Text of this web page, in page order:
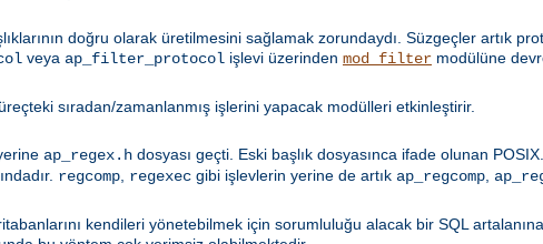
doğru olarak üretilmesini sağlamak zorundaydı. Süzgeçler artık
veya ap_filter_protocol işlevi üzerinden mod_filter modülüne
sıradan/zamanlanmış işlerini yapacak modülleri etkinleştirir.
ap_regex.h dosyası geçti. Eski başlık dosyasınca ifade olunan
regcomp regexec gibi işlevlerin yerine de artık ap_regcomp
kendileri yönetebilmek için sorumluluğu alacak bir SQL